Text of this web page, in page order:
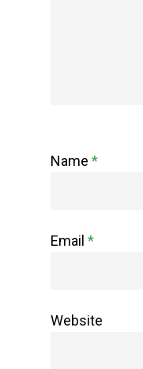
Name *
Email *
Website